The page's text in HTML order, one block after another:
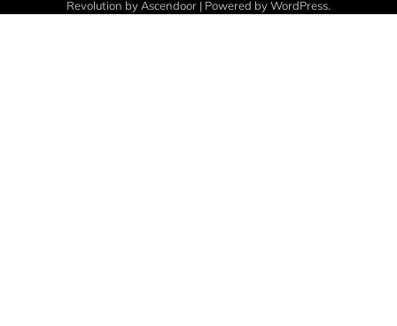
Revolution byAscendoor | Powered byWordPress.